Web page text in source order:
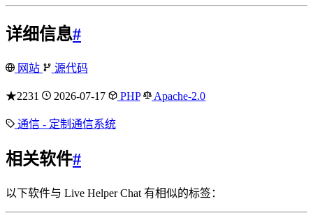
详细信息#
网站 源代码
★2231 2026-07-17 PHP Apache-2.0
通信 - 定制通信系统
相关软件#
以下软件与 Live Helper Chat 有相似的标签：